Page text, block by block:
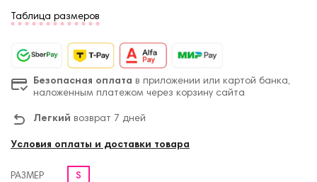
Таблица размеров
Безопасная оплата в приложении или картой банка,
наложенным платежом через корзину сайта
Легкий возврат 7 дней
Условия оплаты и доставки товара
РАЗМЕР S